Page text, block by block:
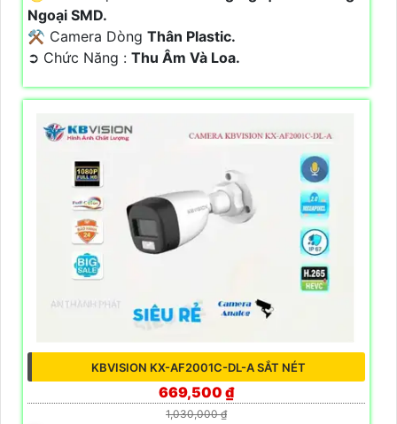
Ngoại SMD.
⚒ Camera Dòng Thân Plastic.
️➲ Chức Năng : Thu Âm Và Loa.
KBVISION KX-AF2001C-DL-A SẮT NÉT
669,500 ₫
1,030,000 ₫